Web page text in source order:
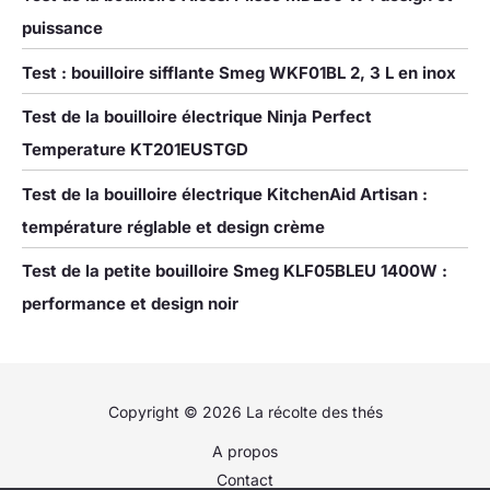
puissance
Test : bouilloire sifflante Smeg WKF01BL 2, 3 L en inox
Test de la bouilloire électrique Ninja Perfect
Temperature KT201EUSTGD
Test de la bouilloire électrique KitchenAid Artisan :
température réglable et design crème
Test de la petite bouilloire Smeg KLF05BLEU 1400W :
performance et design noir
Copyright © 2026 La récolte des thés
A propos
Contact